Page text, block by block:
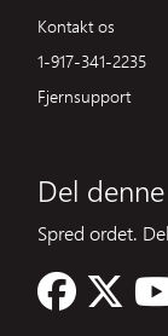
Kontakt os
1-917-341-2235
Fjernsupport
Del
Spred ordet.